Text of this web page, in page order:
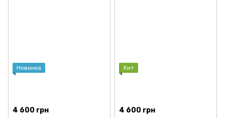
Новинка
4 600 грн
Хит
4 600 грн